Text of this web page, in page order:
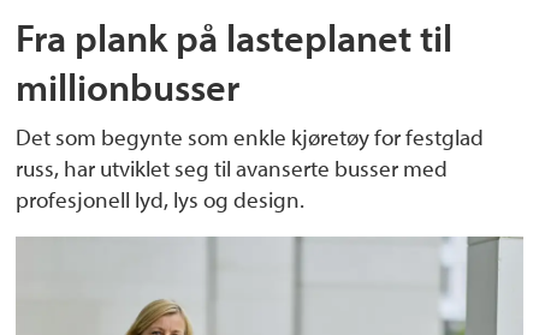
Fra plank på lasteplanet til
millionbusser
Det som begynte som enkle kjøretøy for festglad
russ, har utviklet seg til avanserte busser med
profesjonell lyd, lys og design.